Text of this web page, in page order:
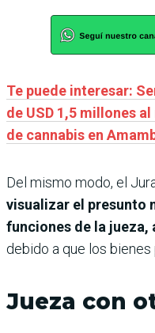
Te puede interesar:
de USD 1,5 millones
de cannabis en
Del mismo modo, el
visualizar el presunto
funciones de la jueza,
debido a que los bienes
Jueza con